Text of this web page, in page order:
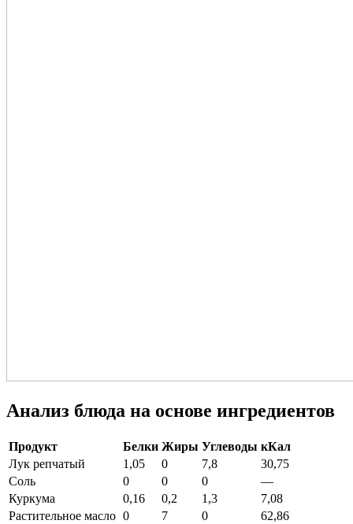
Анализ блюда на основе ингредиентов
Продукт Белки Жиры Углеводы кКал
Лук репчатый
1,05 0 7,8
30,75
Соль
0 0 0
—
Куркума
0,16 0,2 1,3
7,08
Растительное масло 0 7 0
62,86